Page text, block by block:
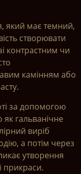
який має темний,
створювати
контрастним чи
камінням або
за допомогою
як гальванічне
виріб
а потім через
утворення
прикраси.